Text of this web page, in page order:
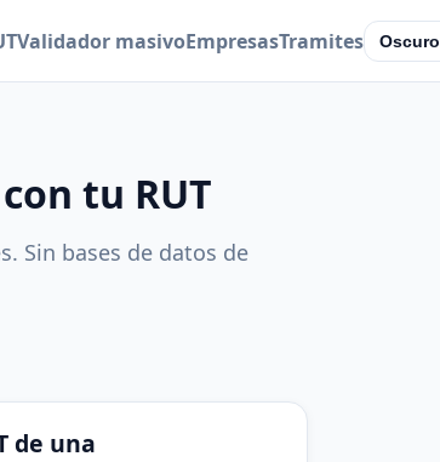
Validador masivoEmpresasTramites Oscuro
tu RUT
Sin bases de datos de
de una